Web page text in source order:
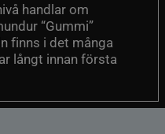
handlar om
“Gummi”
finns i det många
långt innan första